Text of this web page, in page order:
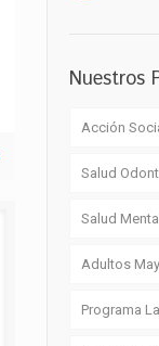
Nuestros
Acción
Salud
Salud
Adultos
Programa